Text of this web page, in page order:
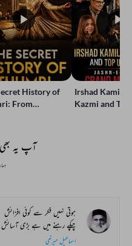
History of
From
Irshad Kamil,
Kazmi and
آپ یہ بھی
ہوتی نہیں فکر سے کوئی افزائش
چپکے رہنے میں ہے بڑی آسائش
اسماعیل میرٹھی